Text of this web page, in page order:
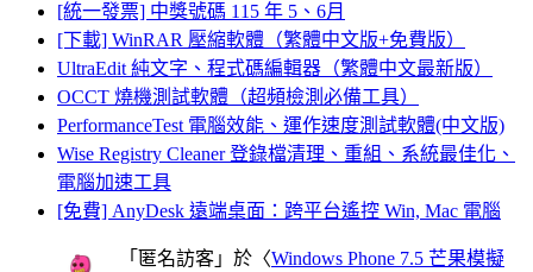
[統一發票] 中獎號碼 115 年 5、6月
[下載] WinRAR 壓縮軟體（繁體中文版+免費版）
UltraEdit 純文字、程式碼編輯器（繁體中文最新版）
OCCT 燒機測試軟體（超頻檢測必備工具）
PerformanceTest 電腦效能、運作速度測試軟體(中文版)
Wise Registry Cleaner 登錄檔清理、重組、系統最佳化、
電腦加速工具
[免費] AnyDesk 遠端桌面：跨平台遙控 Win, Mac 電腦
「 匿名訪客 」於〈Windows Phone 7.5 芒果模擬